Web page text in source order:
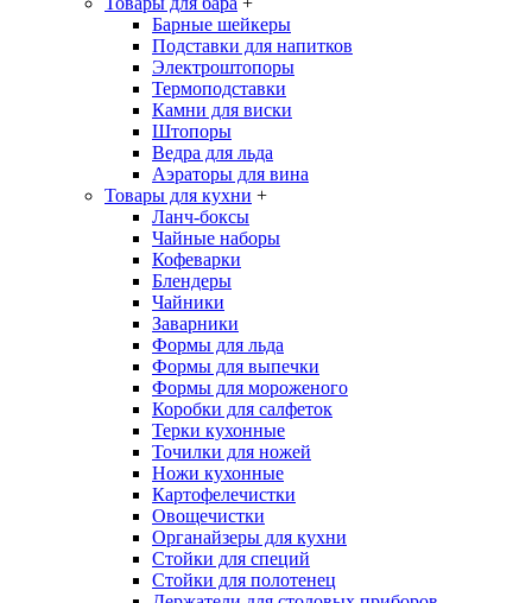
Барные шейкеры
Подставки для напитков
Электроштопоры
Термоподставки
Камни для виски
Штопоры
Ведра для льда
Аэраторы для вина
Товары для кухни +
Ланч-боксы
Чайные наборы
Кофеварки
Блендеры
Чайники
Заварники
Формы для льда
Формы для выпечки
Формы для мороженого
Коробки для салфеток
Терки кухонные
Точилки для ножей
Ножи кухонные
Картофелечистки
Овощечистки
Органайзеры для кухни
Стойки для специй
Стойки для полотенец